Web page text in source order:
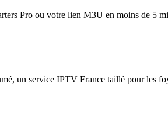
Pro ou votre lien M3U en moins de 5
un service IPTV France taillé pour les